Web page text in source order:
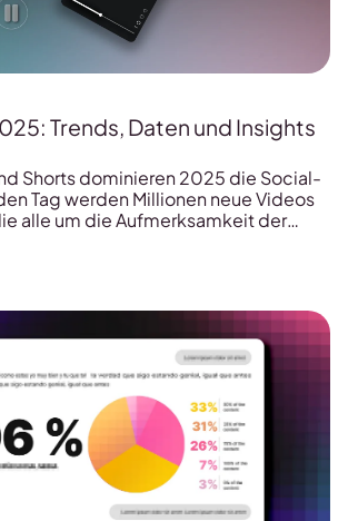
Trends, Daten und Insights
Shorts dominieren 2025 die Social-
Tag werden Millionen neue Videos
alle um die Aufmerksamkeit der
herauszufinden, haben wir über 5
Strategien Marken und Creator